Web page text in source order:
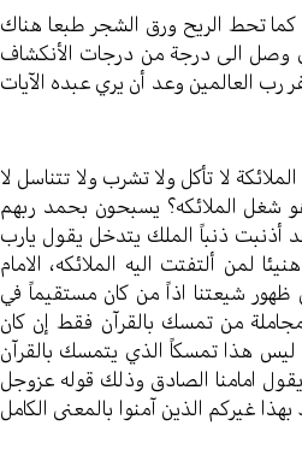
كما تحط الريح ورق الشجر طبعا هناك
وصل الى درجة من درجات الأنكشاف
العالمين وعد أن يري عبده الآيات
لا تأكل ولا تشرب ولا تتناسل لا
شغل الملائكه؟ يسبحون بحمد ربهم
ذنباً الملك يتدخل يقول يارب
لمن ألتفتت اليه الملائكه، الامام
شيعتنا اذاً من كان مستقيماً في
من تمسك بالقرآن فقط إن كان
ليس هذا تمسكاً الذي يتمسك بالقرآن
يقول امامنا الصادق وذلك قوله عزوجل
غيركم الذين آمنوا بالمعنى الكامل